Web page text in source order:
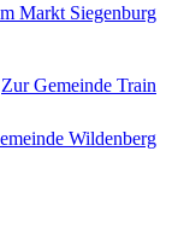
Markt Siegenburg
Zur Gemeinde Train
Wildenberg